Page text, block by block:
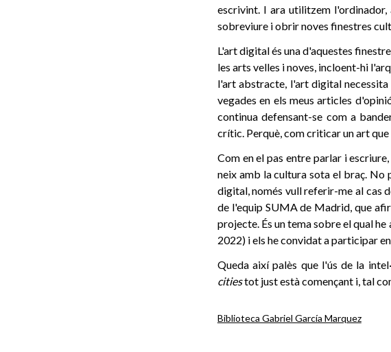
escrivint. I ara utilitzem
sobreviure i obrir noves finestres
L'art digital és una d'aquestes
les arts velles i noves, incloent-hi
l'art abstracte, l'art digital necessita
vegades en els meus articles
continua defensant-se com a
crític. Perquè, com criticar un art que
Com en el pas entre parlar i
neix amb la cultura sota el braç.
digital, només vull referir-me al cas
de l'equip SUMA de Madrid, que
projecte. És un tema sobre el qual
2022) i els he convidat a participar
Queda així palès que l'ús de la
citiestot just està començant i, tal
Biblioteca Gabriel García Marquez